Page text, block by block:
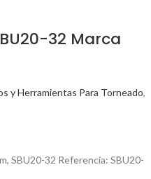
32 Marca
y Herramientas Para Torneado,
SBU20-32 Referencia: SBU20-